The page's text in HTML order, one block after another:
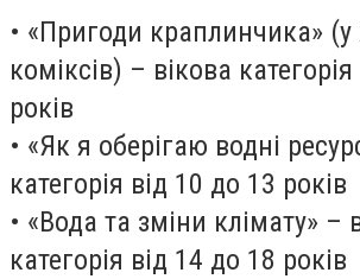
• «Пригоди краплинчика» (у
коміксів) – вікова
років
• «Як я оберігаю водні
категорія від 10 до 13 років
• «Вода та зміни клімату» –
категорія від 14 до 18 років